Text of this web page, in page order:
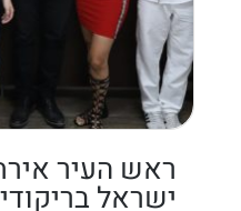
ראש העיר
ישראל